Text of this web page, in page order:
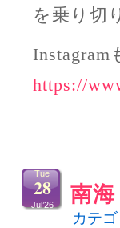
を乗り切
https://
南
Tue
28
Jul’26
カテ